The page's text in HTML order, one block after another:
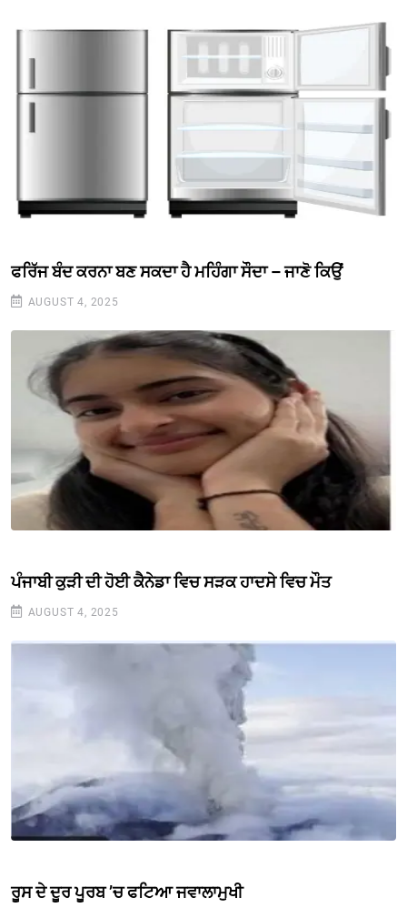
ਫਰਿੱਜ ਬੰਦ ਕਰਨਾ ਬਣ ਸਕਦਾ ਹੈ ਮਹਿੰਗਾ ਸੌਦਾ – ਜਾਣੋ ਕਿਉਂ
AUGUST 4, 2025
ਪੰਜਾਬੀ ਕੁੜੀ ਦੀ ਹੋਈ ਕੈਨੇਡਾ ਵਿਚ ਸੜਕ ਹਾਦਸੇ ਵਿਚ ਮੌਤ
AUGUST 4, 2025
ਰੂਸ ਦੇ ਦੂਰ ਪੂਰਬ ’ਚ ਫਟਿਆ ਜਵਾਲਾਮੁਖੀ